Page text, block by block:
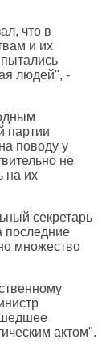
что в
и их
людей", -
партии
поводу у
не
на их
секретарь
последние
множество
актом".